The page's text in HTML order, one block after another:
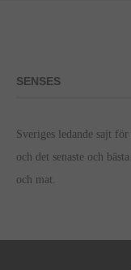
SENSES
Sveriges ledande sajt
och det senaste och
och mat.